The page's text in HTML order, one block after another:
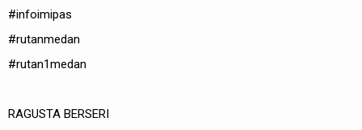
#infoimipas
#rutanmedan
#rutan1medan
RAGUSTA BERSERI